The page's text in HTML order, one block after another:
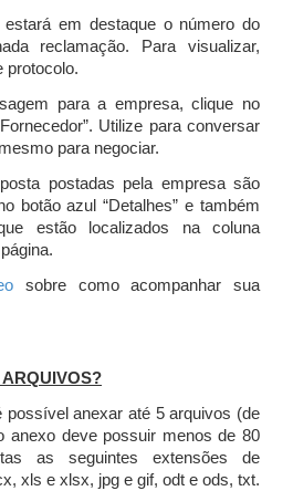
estará em destaque o número do
reclamação. Para visualizar,
protocolo.
para a empresa, clique no
Utilize para conversar
para negociar.
postadas pela empresa são
botão azul “Detalhes” e também
estão localizados na coluna
sobre como acompanhar sua
possível anexar até 5 arquivos (de
anexo deve possuir menos de 80
as seguintes extensões de
xls e xlsx, jpg e gif, odt e ods, txt.